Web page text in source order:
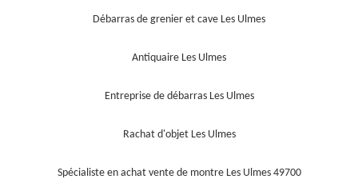
Débarras de grenier et cave Les Ulmes
Antiquaire Les Ulmes
Entreprise de débarras Les Ulmes
Rachat d'objet Les Ulmes
Spécialiste en achat vente de montre Les Ulmes 49700